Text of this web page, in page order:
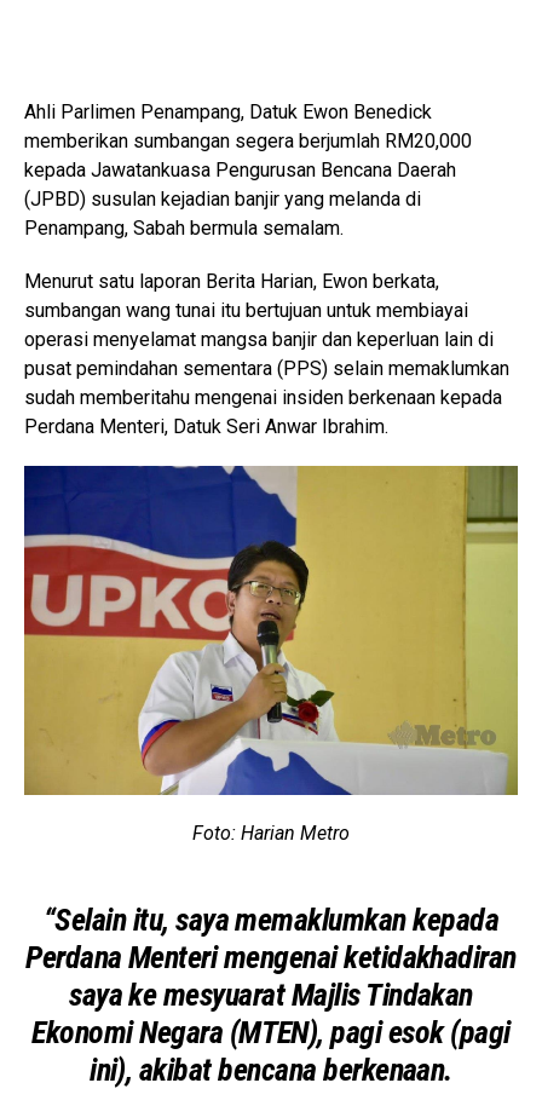
Ahli Parlimen Penampang, Datuk Ewon Benedick
memberikan sumbangan segera berjumlah RM20,000
kepada Jawatankuasa Pengurusan Bencana Daerah
(JPBD) susulan kejadian banjir yang melanda di
Penampang, Sabah bermula semalam.
Menurut satu laporan Berita Harian, Ewon berkata,
sumbangan wang tunai itu bertujuan untuk membiayai
operasi menyelamat mangsa banjir dan keperluan lain di
pusat pemindahan sementara (PPS) selain memaklumkan
sudah memberitahu mengenai insiden berkenaan kepada
Perdana Menteri, Datuk Seri Anwar Ibrahim.
Foto: Harian Metro
“Selain itu, saya memaklumkan kepada
Perdana Menteri mengenai ketidakhadiran
saya ke mesyuarat Majlis Tindakan
Ekonomi Negara (MTEN), pagi esok (pagi
ini), akibat bencana berkenaan.